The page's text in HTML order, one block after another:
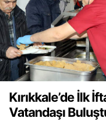
Kırıkkale’de İlk
Vatandaşı